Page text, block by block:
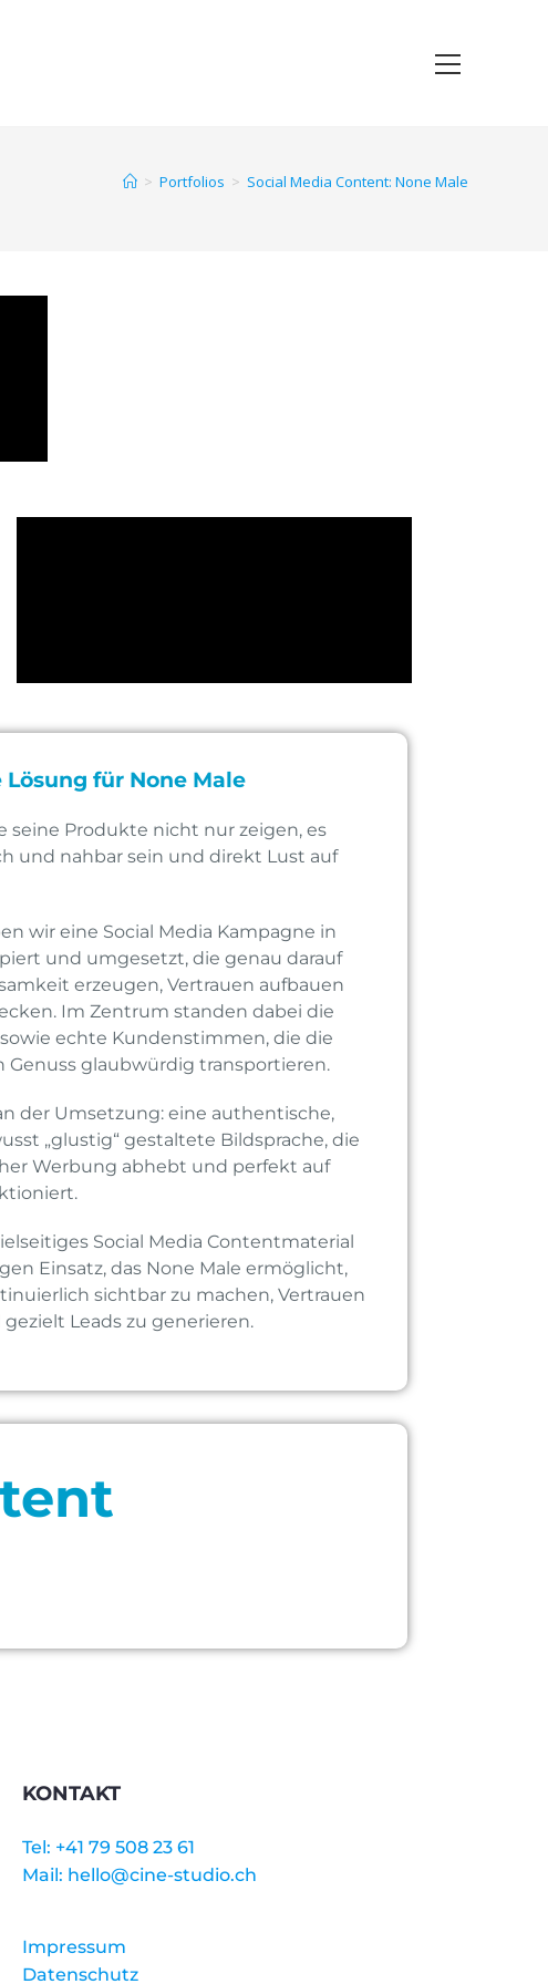
> Portfolios > Social Media Content: None Male
Lösung für None Male
seine Produkte nicht nur zeigen, es
und nahbar sein und direkt Lust auf
wir eine Social Media Kampagne in
und umgesetzt, die genau darauf
erzeugen, Vertrauen aufbauen
Im Zentrum standen dabei die
echte Kundenstimmen, die die
Genuss glaubwürdig transportieren.
der Umsetzung: eine authentische,
„glustig“ gestaltete Bildsprache, die
Werbung abhebt und perfekt auf
Social Media Contentmaterial
Einsatz, das None Male ermöglicht,
sichtbar zu machen, Vertrauen
Leads zu generieren.
KONTAKT
Tel: +41 79 508 23 61
Mail: hello@cine-studio.ch
Impressum
Datenschutz